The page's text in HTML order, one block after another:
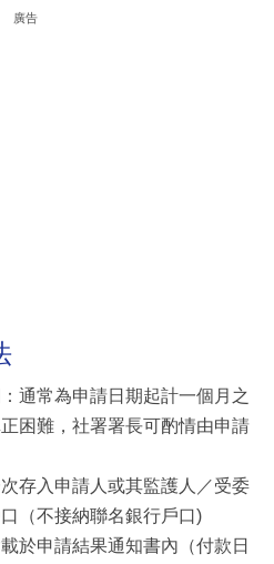
廣告
通常為申請日期起計一個月之
困難，社署署長可酌情由申請
存入申請人或其監護人／受委
（不接納聯名銀行戶口)
於申請結果通知書內（付款日